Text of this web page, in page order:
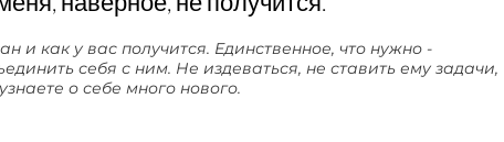
и как у вас получится. Единственное, что нужно -
себя с ним. Не издеваться, не ставить ему задачи,
о себе много нового.